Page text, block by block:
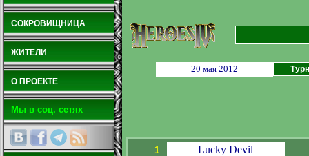
СОКРОВИЩНИЦА
ЖИТЕЛИ
О ПРОЕКТЕ
Мы в соц. сетях
20 мая 2012
1 Lucky Devil